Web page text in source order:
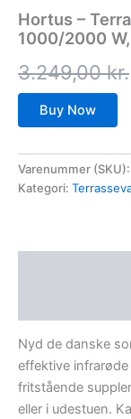
Hortus –
1000/2000
3.249,00kr.
Buy Now
Varenummer (SKU):
Kategori:
Nyd de danske
effektive
fritstående
eller i udestuen.